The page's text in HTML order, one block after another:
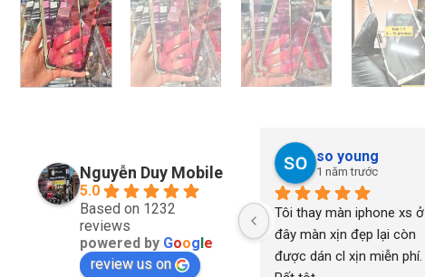
Nguyễn Duy Mobile
5.0
Based on 1232
reviews
powered by Google
review us on
so young
1 năm trước
Tôi thay màn iphone xs ở
đây màn xịn đẹp lại còn
được dán cl xịn miễn phí.